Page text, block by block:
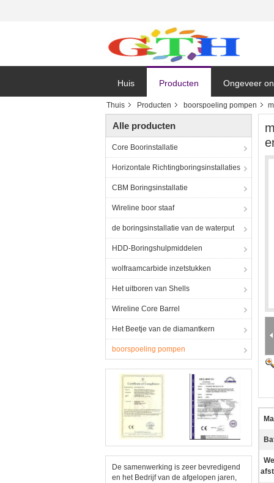
Huis Producten Ongeveer
Thuis Producten boorspoeling pompen
Alle producten
Core Boorinstallatie
Horizontale Richtingboringsinstallaties
CBM Boringsinstallatie
Wireline boor staaf
de boringsinstallatie van de waterput
HDD-Boringshulpmiddelen
wolfraamcarbide inzetstukken
Het uitboren van Shells
Wireline Core Barrel
Het Beetje van de diamantkern
boorspoeling pompen
De samenwerking is zeer bevredigend
en het Bedrijf van de afgelopen jaren,